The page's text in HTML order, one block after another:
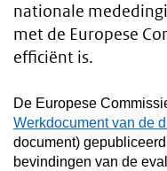
nationale
met de Europese
efficiënt is.
De Europese
Werkdocument van de
document)
bevindingen van de